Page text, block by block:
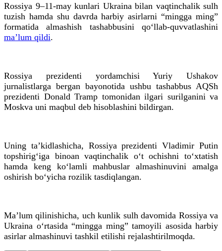
Rossiya 9–11-may kunlari Ukraina bilan vaqtinchalik sulh
tuzish hamda shu davrda harbiy asirlarni “mingga ming”
formatida almashish tashabbusini qo‘llab-quvvatlashini
ma’lum qildi.
Rossiya prezidenti yordamchisi Yuriy Ushakov
jurnalistlarga bergan bayonotida ushbu tashabbus AQSh
prezidenti Donald Tramp tomonidan ilgari surilganini va
Moskva uni maqbul deb hisoblashini bildirgan.
Uning ta’kidlashicha, Rossiya prezidenti Vladimir Putin
topshirig‘iga binoan vaqtinchalik o‘t ochishni to‘xtatish
hamda keng ko‘lamli mahbuslar almashinuvini amalga
oshirish bo‘yicha rozilik tasdiqlangan.
Ma’lum qilinishicha, uch kunlik sulh davomida Rossiya va
Ukraina o‘rtasida “mingga ming” tamoyili asosida harbiy
asirlar almashinuvi tashkil etilishi rejalashtirilmoqda.